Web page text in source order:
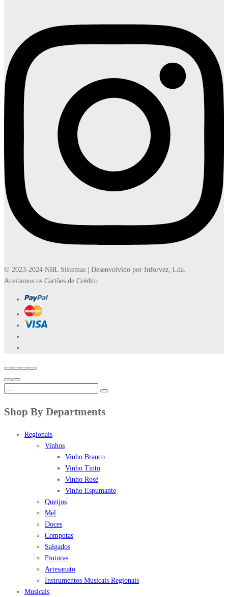
© 2023-2024 NBL Sistemas | Desenvolvido por Inforvez, Lda.
Aceitamos os Cartões de Crédito
Shop By Departments
Regionais
Vinhos
Vinho Branco
Vinho Tinto
Vinho Rosé
Vinho Espumante
Queijos
Mel
Doces
Compotas
Salgados
Pinturas
Artesanato
Instrumentos Musicais Regionais
Musicais